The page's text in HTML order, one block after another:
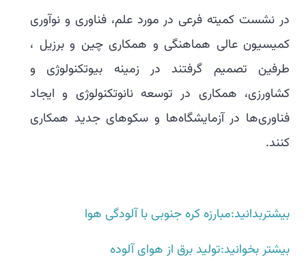
در نشست کمیته فرعی در مورد علم، فناوری و نوآوری
کمیسیون عالی هماهنگی و همکاری چین و برزیل ،
طرفین تصمیم گرفتند در زمینه بیوتکنولوژی و
کشاورزی، همکاری در توسعه نانوتکنولوژی و ایجاد
فناوری‌ها در آزمایشگاه‌ها و سکوهای جدید همکاری
کنند.
بیشتربدانید:مبارزه کره جنوبی با آلودگی هوا
بیشتر بخوانید:تولید برق از هوای آلوده